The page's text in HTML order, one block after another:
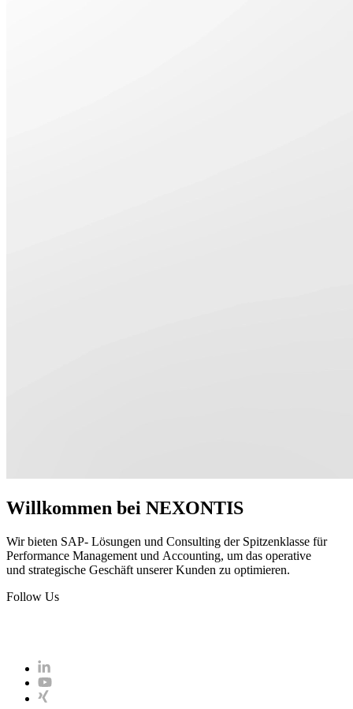
Willkommen bei NEXONTIS
Wir bieten SAP- Lösungen und Consulting der Spitzenklasse für
Performance Management und Accounting, um das operative
und strategische Geschäft unserer Kunden zu optimieren.
Follow Us